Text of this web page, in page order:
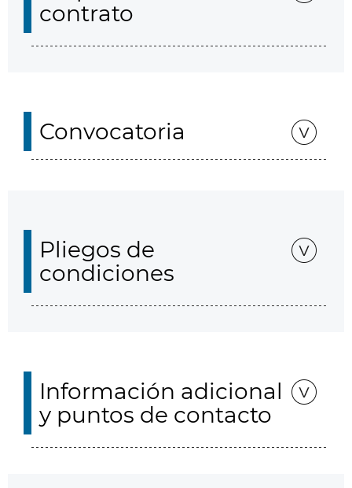
contrato
Convocatoria
Pliegos de
condiciones
Información adicional
y puntos de contacto